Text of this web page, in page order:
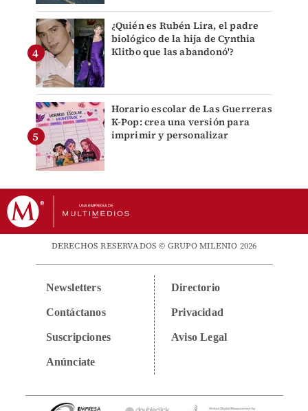
¿Quién es Rubén Lira, el padre
biológico de la hija de Cynthia
Klitbo que las abandonó'?
Horario escolar de Las Guerreras
K-Pop: crea una versión para
imprimir y personalizar
DERECHOS RESERVADOS © GRUPO MILENIO 2026
Newsletters
Contáctanos
Suscripciones
Anúnciate
Directorio
Privacidad
Aviso Legal